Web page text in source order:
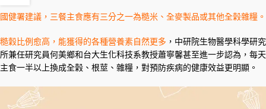
國健署建議，三餐主食應有三分之一為糙米、全麥製品或其他全榖雜糧。
糙穀比例愈高，能獲得的各種營養素自然更多 ，中研院生物醫學科學研究
所兼任研究員何美鄉和台大生化科技系教授蕭寧馨甚至進一步認為，每天
主食一半以上換成全榖、根莖、雜糧，對預防疾病的健康效益更明顯。